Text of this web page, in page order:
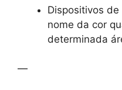
Dispositivos
nome da cor
determinada
—